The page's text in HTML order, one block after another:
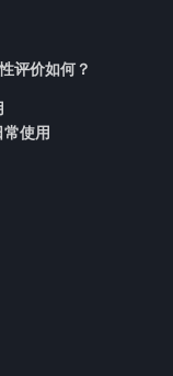
评价如何？
使用